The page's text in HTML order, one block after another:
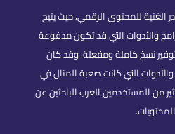
للمحتوى الرقمي، حيث يتيح
والأدوات التي قد تكون مدفوعة
نسخ كاملة ومفعلة. وقد كان
التي كانت صعبة المنال في
من المستخدمين العرب الباحثين عن